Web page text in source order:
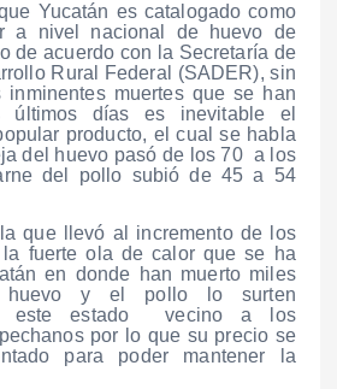
Yucatán es catalogado como
a nivel nacional de huevo de
de acuerdo con la Secretaría de
Rural Federal (SADER), sin
inminentes muertes que se han
últimos días es inevitable el
producto, el cual se habla
del huevo pasó de los 70 a los
del pollo subió de 45 a 54
que llevó al incremento de los
fuerte ola de calor que se ha
en donde han muerto miles
y el pollo lo surten
este estado vecino a los
por lo que su precio se
para poder mantener la